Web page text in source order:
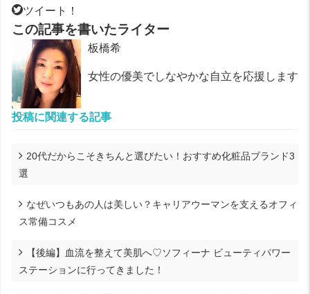
ツイート！
この記事を書いたライター
板橋希
女性の優美でしなやかな自立を応援します
投稿に関連する記事
20代だからこそきちんと選びたい！おすすめ化粧品ブランド3
選
なぜいつもあの人は美しい？キャリアウーマンを支えるオフィ
ス常備コスメ
【後編】血流を整えて美肌へ♡ソフィーナ ビューティパワー
ステーションに行ってきました！